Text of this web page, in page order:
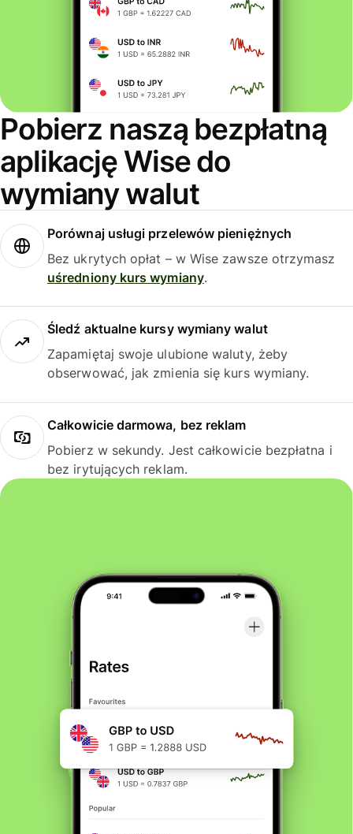
Pobierz naszą bezpłatną
aplikację Wise do
wymiany walut
Porównaj usługi przelewów pieniężnych
Bez ukrytych opłat – w Wise zawsze otrzymasz
uśredniony kurs wymiany.
Śledź aktualne kursy wymiany walut
Zapamiętaj swoje ulubione waluty, żeby
obserwować, jak zmienia się kurs wymiany.
Całkowicie darmowa, bez reklam
Pobierz w sekundy. Jest całkowicie bezpłatna i
bez irytujących reklam.